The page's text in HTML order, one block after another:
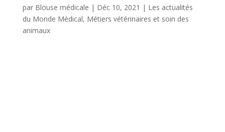
par Blouse médicale | Déc 10, 2021 | Les actualités
du Monde Médical, Métiers vétérinaires et soin des
animaux